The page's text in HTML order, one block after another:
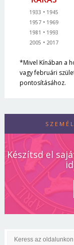
1933
1945
1957
1969
1981
1993
2005
2017
*Mivel Kínában a
vagy februári
pontosításához.
Készítsd el